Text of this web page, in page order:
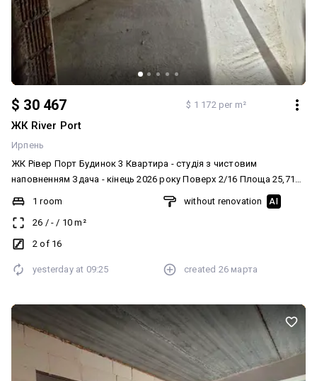
$ 30 467 $ 1 172 per m²
ЖК River Port
Ирпень
ЖК Рівер Порт Будинок 3 Квартира - студія з чистовим
наповненням Здача - кінець 2026 року Поверх 2/16 Площа 25,71
м2 Балкон, вигляд на озеро! Ціна 1185 за м2 - дешевше ніж в
Відділі продажу! 30467 $ (переуступка в ціні) Телефонуйте! Супер
ціна! Додатково: Тип будинку: Житловий фонд від 2021 р..
Планування: Студія. Санвузол: Суміжний. Система опалення:
Комунікації: Асфальтована дорога, Центральна каналізація,
1 room
26 / - / 10 m²
2 of 16
without renovation AI
yesterday at 09:25 created 26 марта